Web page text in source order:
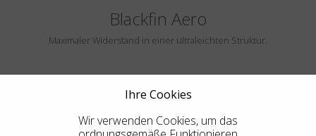
Blackfin Aero
Maximaler Widerstand in einer ultraleichten Struktur.
Ihre Cookies
Wir verwenden Cookies, um das